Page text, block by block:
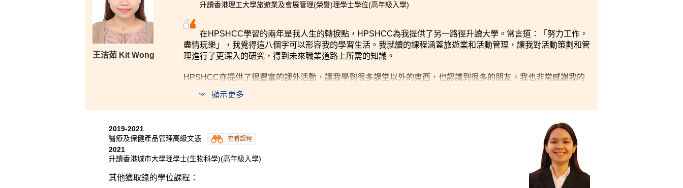
王洁茹 Kit Wong
升讀香港理工大學旅遊業及會展管理(榮譽)理學士學位(高年級入學)
在HPSHCC學習的兩年是我人生的轉捩點，HPSHCC為我提供了另一路徑升讀大學。常言道：「努力工作，
盡情玩樂」，我覺得這八個字可以形容我的學習生活。我就讀的課程涵蓋旅遊業和活動管理，讓我對活動策劃和管
理進行了更深入的研究，得到未來職業道路上所需的知識。
HPSHCC亦提供了很豐富的課外活動，讓我學到很多課堂以外的東西，也認識到很多的朋友。我也非常感謝我的
講師和學生發展資源中心的輔導員，他們總是向我提供有助實現目標的建議和支持。
顯示更多
2019-2021
醫療及保健產品管理高級文憑
查看課程
2021
升讀香港城市大學理學士(生物科學)(高年級入學)
其他獲取錄的學位課程：